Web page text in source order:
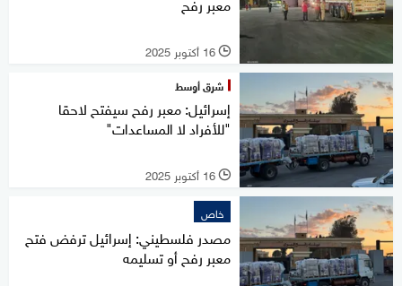
l 16 أكتوبر 2025
شرق أوسط
إسرائيل: معبر رفح سيفتح لاحقا
"للأفراد لا المساعدات"
l 16 أكتوبر 2025
خاص
مصدر فلسطيني: إسرائيل ترفض فتح
معبر رفح أو تسليمه